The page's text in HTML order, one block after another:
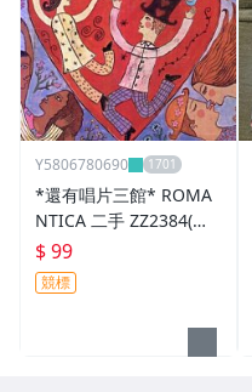
Y5806780690
*還有唱片三館* ROMA
NTICA 二手 ZZ2384(需
競標)
$ 99
競標